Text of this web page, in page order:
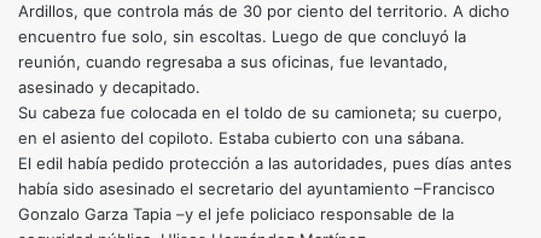
Ardillos, que controla más de 30 por ciento del territorio. A dicho
encuentro fue solo, sin escoltas. Luego de que concluyó la
reunión, cuando regresaba a sus oficinas, fue levantado,
asesinado y decapitado.
Su cabeza fue colocada en el toldo de su camioneta; su cuerpo,
en el asiento del copiloto. Estaba cubierto con una sábana.
El edil había pedido protección a las autoridades, pues días antes
había sido asesinado el secretario del ayuntamiento –Francisco
Gonzalo Garza Tapia –y el jefe policiaco responsable de la